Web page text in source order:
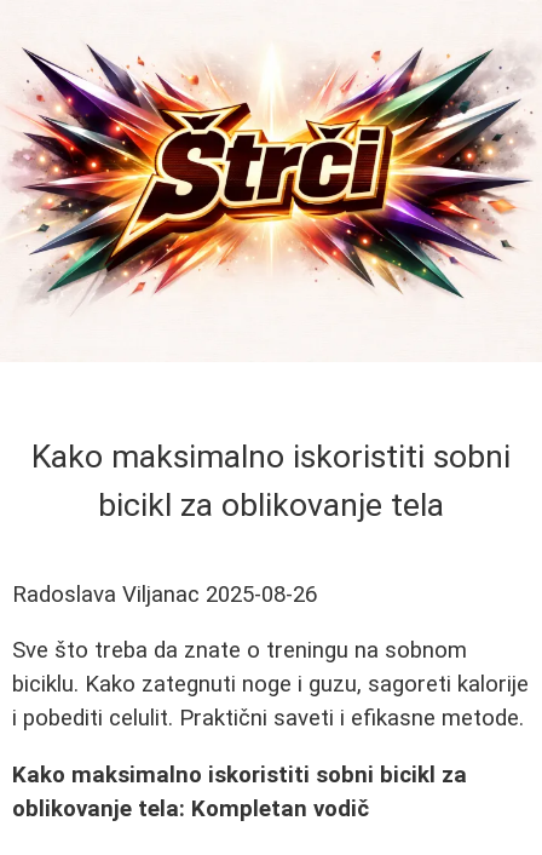
Kako maksimalno iskoristiti sobni
bicikl za oblikovanje tela
Radoslava Viljanac 2025-08-26
Sve što treba da znate o treningu na sobnom
biciklu. Kako zategnuti noge i guzu, sagoreti kalorije
i pobediti celulit. Praktični saveti i efikasne metode.
Kako maksimalno iskoristiti sobni bicikl za
oblikovanje tela: Kompletan vodič